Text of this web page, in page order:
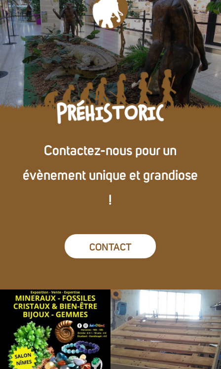
Contactez-nous pour un
évènement unique et grandiose
!
CONTACT